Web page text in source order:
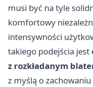
musi być na tyle
komfortowy
intensywności
takiego podejścia jest
z rozkładanym
z myślą o